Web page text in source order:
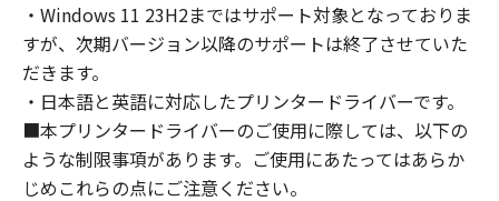
ェア」を使用させることができますが、かかる
コンピューターの使用者に本契約書上の義務お
よび条件を遵守させるとともに、その履行に関
し全責任を負うことを条件とします。
(2) お客様は、上記(1)に基づいて「本ソフトウ
ェア」を使用するためのバックアップとして、
「本ソフトウェア」を１部、複製することがで
・Windows 11 23H2まではサポート対象となっておりま
すが、次期バージョン以降のサポートは終了させていた
だきます。
・日本語と英語に対応したプリンタードライバーです。
■本プリンタードライバーのご使用に際しては、以下の
ような制限事項があります。ご使用にあたってはあらか
じめこれらの点にご注意ください。